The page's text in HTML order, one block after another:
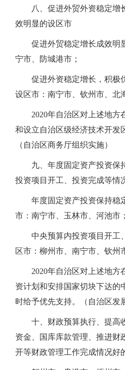
八、促进外贸外资稳定增
效明显的设区市
促进外贸稳定增长成效明
宁市、防城港市；
促进外资稳定增长，积极
设区市：南宁市、钦州市、北
2020年自治区对上述地
和设立自治区级经济技术开发
（自治区商务厅组织实施）
九、年度固定资产投资保
投资项目开工、投资完成等情
年度固定资产投资保持稳
市：南宁市、玉林市、河池市；
中央预算内投资项目开工
区市：柳州市、南宁市、钦州
2020年自治区对上述地方
资计划和安排国家切块下达的
时给予优先支持。（自治区发
十、财政预算执行、提高
资金、国库库款管理、推进财
开等财政管理工作完成情况好